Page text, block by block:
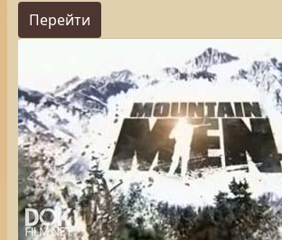
Перейти